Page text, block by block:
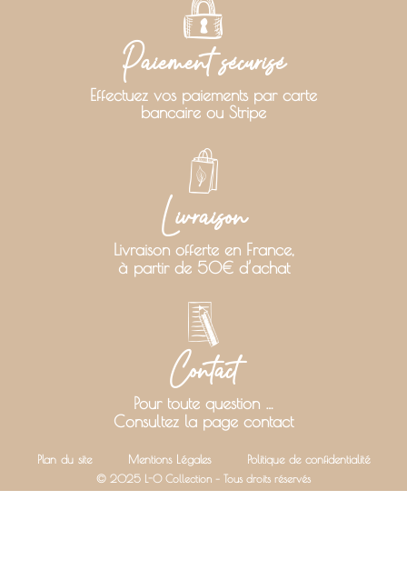
Paiement sécurisé
Effectuez vos paiements par carte
bancaire ou Stripe
Livraison
Livraison offerte en France,
à partir de 50€ d’achat
Contact
Pour toute question …
Consultez la page contact
Plan du site Mentions Légales Politique de confidentialité
© 2025 L-O Collection – Tous droits réservés